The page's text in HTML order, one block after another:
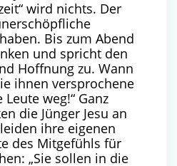
wird nichts. Der
Bis zum Abend
und spricht den
Hoffnung zu. Wann
ihnen versprochene
Leute weg!“ Ganz
die Jünger Jesu an
ihre eigenen
des Mitgefühls für
„Sie sollen in die